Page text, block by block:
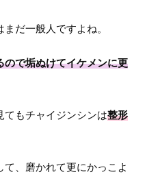
だ一般人ですよね。
ので垢ぬけてイケメンに更
てもチャイジンシンは整形
て、磨かれて更にかっこよ